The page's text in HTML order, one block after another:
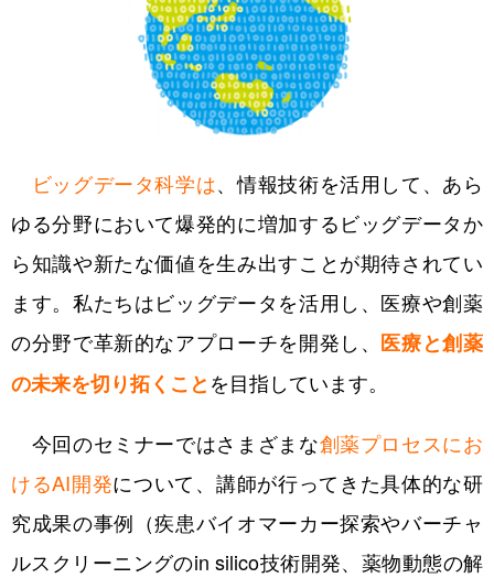
ビッグデータ科学は、情報技術を活用して、あら
ゆる分野において爆発的に増加するビッグデータか
ら知識や新たな価値を生み出すことが期待されてい
ます。私たちはビッグデータを活用し、医療や創薬
の分野で革新的なアプローチを開発し、 医療と創薬
の未来を切り拓くことを目指しています。
今回のセミナーではさまざまな創薬プロセスにお
けるAI開発について、講師が行ってきた具体的な研
究成果の事例（疾患バイオマーカー探索やバーチャ
ルスクリーニングのin silico技術開発、薬物動態の解